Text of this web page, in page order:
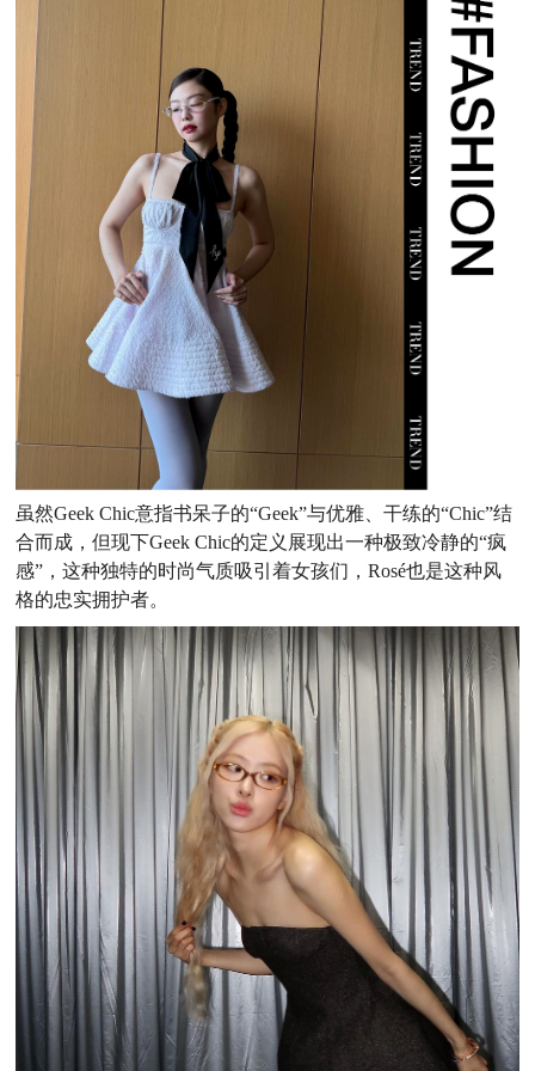
虽然Geek Chic意指书呆子的“Geek”与优雅、干练的“Chic”结
合而成，但现下Geek Chic的定义展现出一种极致冷静的“疯
感” ，这种独特的时尚气质吸引着女孩们，Rosé也是这种风
格的忠实拥护者。